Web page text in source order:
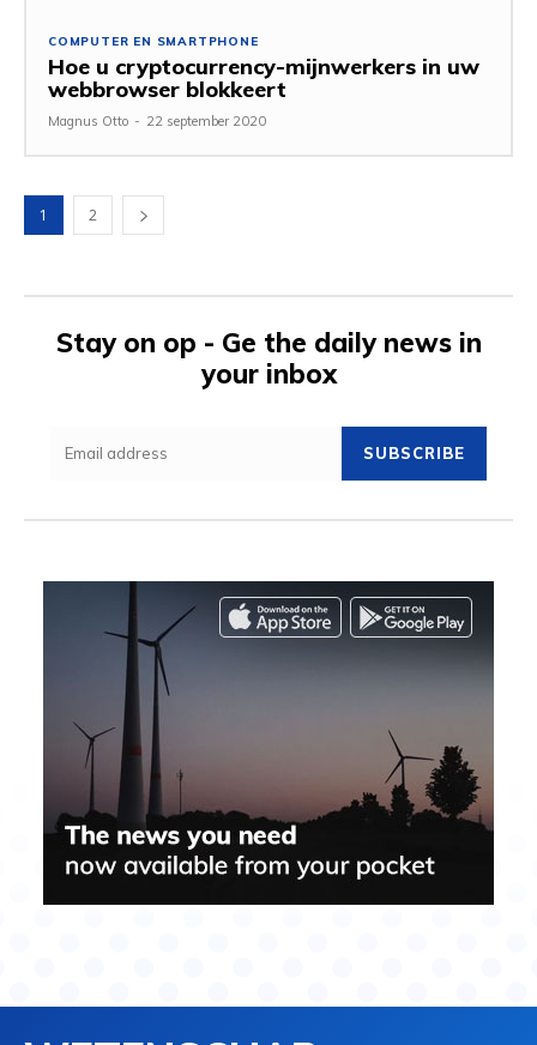
COMPUTER EN SMARTPHONE
Hoe u cryptocurrency-mijnwerkers in uw
webbrowser blokkeert
Magnus Otto - 22 september 2020
1 2
Stay on op - Ge the daily news in
your inbox
SUBSCRIBE